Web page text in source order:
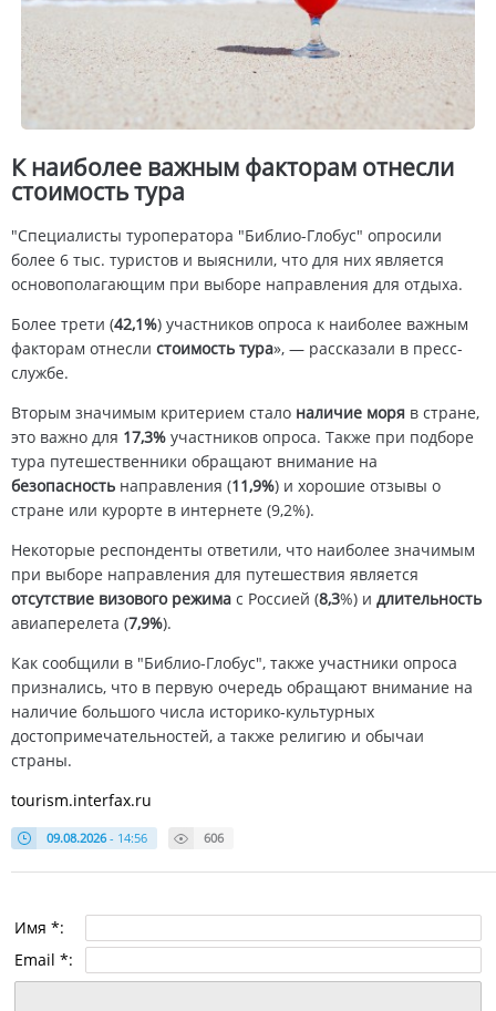
К наиболее важным факторам отнесли
стоимость тура
"Специалисты туроператора "Библио-Глобус" опросили
более 6 тыс. туристов и выяснили, что для них является
основополагающим при выборе направления для отдыха.
Более трети (42,1%) участников опроса к наиболее важным
факторам отнесли стоимость тура», — рассказали в пресс-
службе.
Вторым значимым критерием стало наличие моря в стране,
это важно для 17,3% участников опроса. Также при подборе
тура путешественники обращают внимание на
безопасность направления (11,9%) и хорошие отзывы о
стране или курорте в интернете (9,2%).
Некоторые респонденты ответили, что наиболее значимым
при выборе направления для путешествия является
отсутствие визового режима с Россией (8,3%) и длительность
авиаперелета (7,9%).
Как сообщили в "Библио-Глобус", также участники опроса
признались, что в первую очередь обращают внимание на
наличие большого числа историко-культурных
достопримечательностей, а также религию и обычаи
страны.
tourism.interfax.ru
09.08.2026- 14:56 606
Имя *:
Email *: